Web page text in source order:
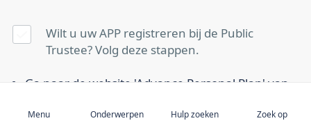
Wilt u uw APP registreren bij de Public
Trustee? Volg deze stappen.
Ga naar de website 'Advance Personal Plan' van
'Application to register an Advance Personal
Menu Onderwerpen Hulp zoeken Zoek op